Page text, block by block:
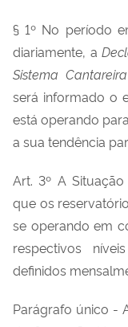
§ 1º No período
diariamente, a
Sistema
será informado o
está operando
a sua tendência
Art. 3º A
que os
se operando em
respectivos
definidos
Parágrafo único -